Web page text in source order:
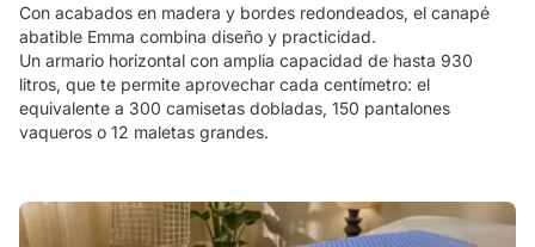
Con acabados en madera y bordes redondeados, el canapé
abatible Emma combina diseño y practicidad.
Un armario horizontal con amplia capacidad de hasta 930
litros, que te permite aprovechar cada centímetro: el
equivalente a 300 camisetas dobladas, 150 pantalones
vaqueros o 12 maletas grandes.